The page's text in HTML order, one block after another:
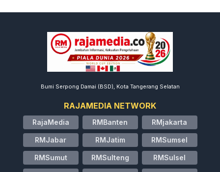
Bumi Serpong Damai (BSD), Kota Tangerang Selatan
RAJAMEDIA NETWORK
RajaMedia RMBanten RMjakarta
RMJabar RMJatim RMSumsel
RMSumut RMSulteng RMSulsel